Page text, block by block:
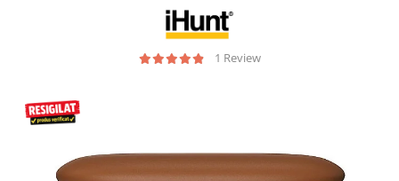
Huse protectie
Smartwatch
ELECTROCASNICE
1 Review